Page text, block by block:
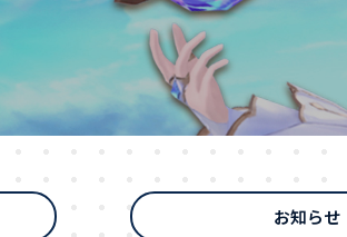
お知らせ